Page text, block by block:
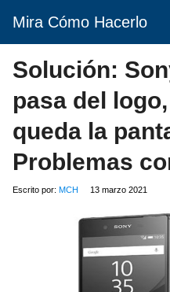
Mira Cómo Hacerlo
Solución:
pasa del
queda la
Problemas
Escrito por: MCH 13 marzo 2021